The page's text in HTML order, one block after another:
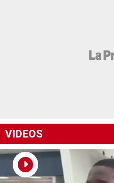
VIDEOS